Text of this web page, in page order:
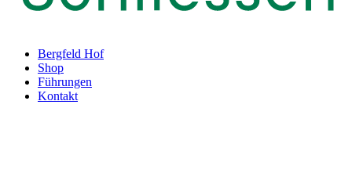
Bergfeld Hof
Shop
Führungen
Kontakt